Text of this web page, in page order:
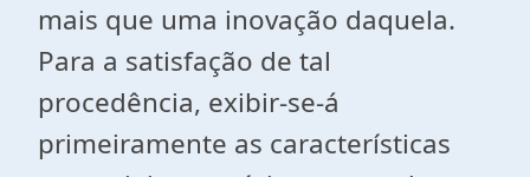
mais que uma inovação daquela.
Para a satisfação de tal
procedência, exibir-se-á
primeiramente as características